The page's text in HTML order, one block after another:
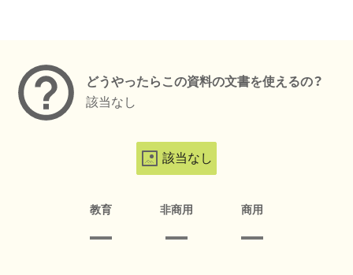
どうやったらこの資料の文書を使えるの？
該当なし
該当なし
教育 非商用 商用